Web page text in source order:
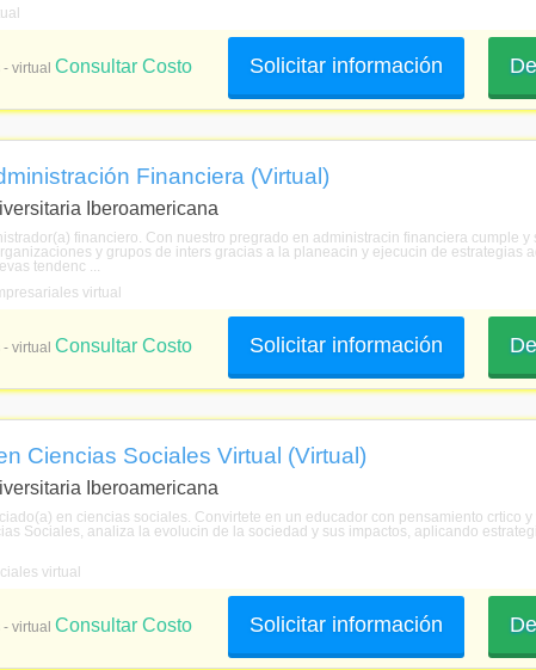
virtual Solicitar información
Consultar Costo
Financiera (Virtual)
Iberoamericana
financiero. Con nuestro pregrado en administracin financiera cumple
y grupos de inters gracias a la planeacin y ejecucin de estrategias
tendenc ...
virtual
virtual Solicitar información
Consultar Costo
Ciencias Sociales Virtual (Virtual)
Iberoamericana
en ciencias sociales. Convirtete en un educador con pensamiento crtico
Sociales, analiza la evolucin de la sociedad y sus impactos, aplicando
virtual
virtual Solicitar información
Consultar Costo